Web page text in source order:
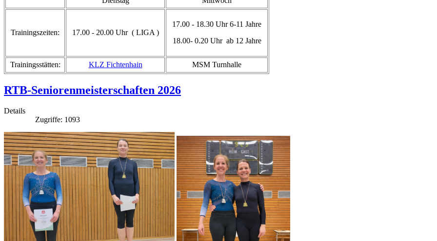
Trainingszeiten: 17.00 - 20.00 Uhr ( LIGA )
17.00 - 18.30 Uhr 6-11 Jahre
18.00- 0.20 Uhr ab 12 Jahre
Trainingsstätten: KLZ Fichtenhain MSM Turnhalle
RTB-Seniorenmeisterschaften 2026
Details
Zugriffe: 1093